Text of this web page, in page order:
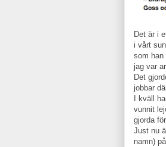
Det är i
i vårt
som han
jag var
Det
jobbar
I kväll
vunnit
gjorda
Just nu
namn)